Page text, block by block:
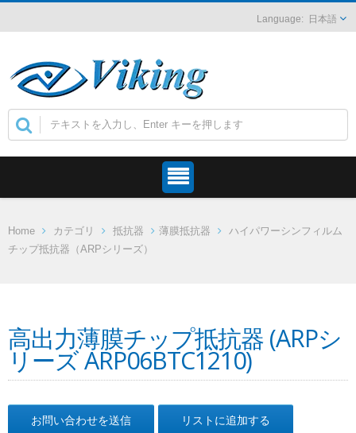
日本語
Home カテゴリ 抵抗器 薄膜抵抗器
ハイパワーシンフィルム
チップ抵抗器（ARPシリーズ）
高出力薄膜チップ抵抗器 (ARPシ
リーズ ARP06BTC1210)
お問い合わせを送信 リストに追加する